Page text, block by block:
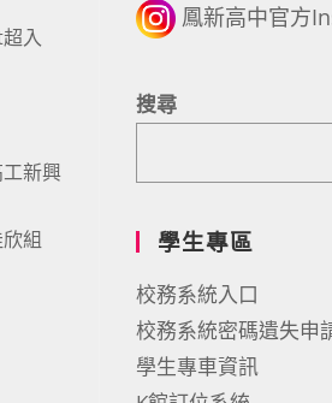
入
新興
組
鳳新高中官方
搜尋
學生專區
校務系統入口
校務系統密碼遺失申
學生專車資訊